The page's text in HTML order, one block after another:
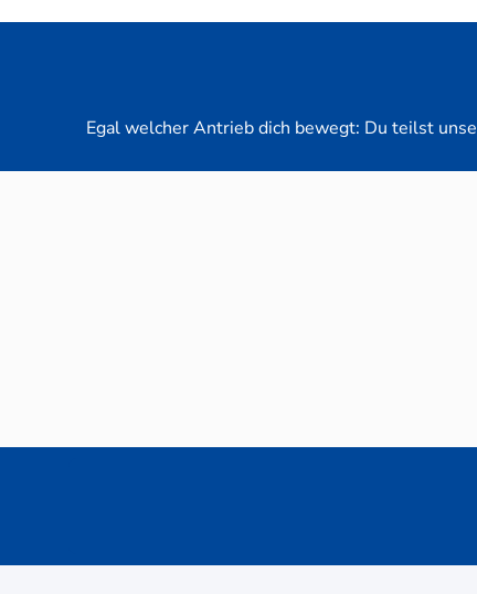
Egal welcher Antrieb dich bewegt: Du teilst